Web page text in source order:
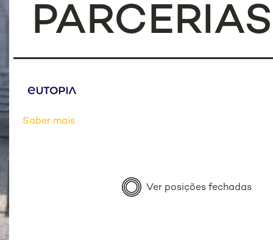
PARCERIAS
Saber mais
Ver posições fechadas